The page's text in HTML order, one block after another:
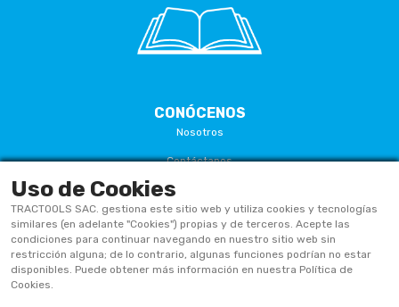
CONÓCENOS
Nosotros
Contáctanos
Términos Y Condiciones
Políticas De Privacidad
Políticas De Cookies
Preguntas Frecuentes
Uso de Cookies
TRACTOOLS SAC. gestiona este sitio web y utiliza cookies y tecnologías
similares (en adelante "Cookies") propias y de terceros. Acepte las
condiciones para continuar navegando en nuestro sitio web sin
restricción alguna; de lo contrario, algunas funciones podrían no estar
disponibles. Puede obtener más información en nuestra Política de
Cookies.